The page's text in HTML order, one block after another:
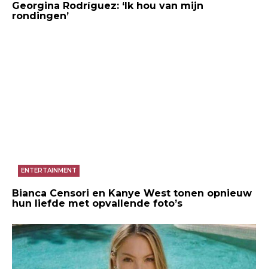
Georgina Rodríguez: ‘Ik hou van mijn
rondingen’
ENTERTAINMENT
Bianca Censori en Kanye West tonen opnieuw
hun liefde met opvallende foto’s